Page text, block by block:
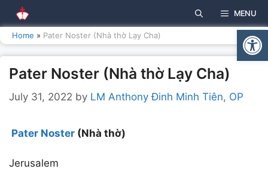
to
content
MENU
Home » Pater Noster (Nhà thờ Lạy Cha)
Pater Noster (Nhà thờ Lạy Cha)
July 31, 2022 by LM Anthony Đinh Minh Tiên, OP
Pater Noster (Nhà thờ)
Jerusalem